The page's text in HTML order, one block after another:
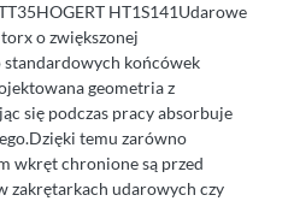
HT1S141Udarowe
o zwiększonej
standardowych końcówek
geometria z
się podczas pracy absorbuje
temu zarówno
wkręt chronione są przed
zakrętarkach udarowych czy